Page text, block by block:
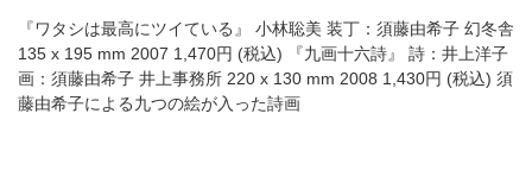
『ワタシは最高にツイている』 小林聡美 装丁：須藤由希子 幻冬舎
135 x 195 mm 2007 1,470円 (税込) 『九画十六詩』 詩：井上洋子
画：須藤由希子 井上事務所 220 x 130 mm 2008 1,430円 (税込) 須
藤由希子による九つの絵が入った詩画